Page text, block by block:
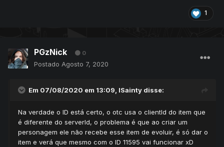
1
PGzNick 0
Postado Agosto 7, 2020
Em 07/08/2020 em 13:09, lSainty disse:
Na verdade o ID está certo, o otc usa o clientId do item que
é diferente do serverId, o problema é que ao criar um
personagem ele não recebe esse item de evoluir, é só dar o
item e verá que mesmo com o ID 11595 vai funcionar xD